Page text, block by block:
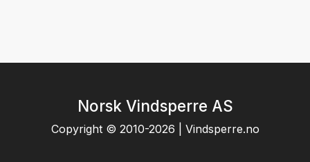
Norsk Vindsperre AS
Copyright © 2010-2026 | Vindsperre.no